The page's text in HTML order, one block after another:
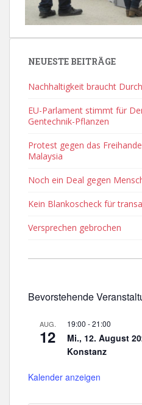
NEUESTE BEITRÄGE
Nachhaltigkeit braucht
EU-Parlament stimmt für
Gentechnik-Pflanzen
Protest gegen das
Malaysia
Noch ein Deal gegen
Kein Blankoscheck für
Versprechen gebrochen
Bevorstehende
AUG.
12
19:00 -21:00
Mi., 12. August
Konstanz
Kalender anzeigen